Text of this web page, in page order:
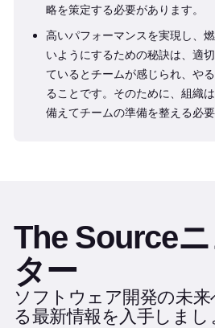
略を策定する必要があります。
高いパフォーマンスを実現し、
いようにするための秘訣は、適
ているとチームが感じられ、や
ることです。そのために、組織
備えてチームの準備を整える必要
The Source
ター
ソフトウェア開発の未
る最新情報を入手しまし